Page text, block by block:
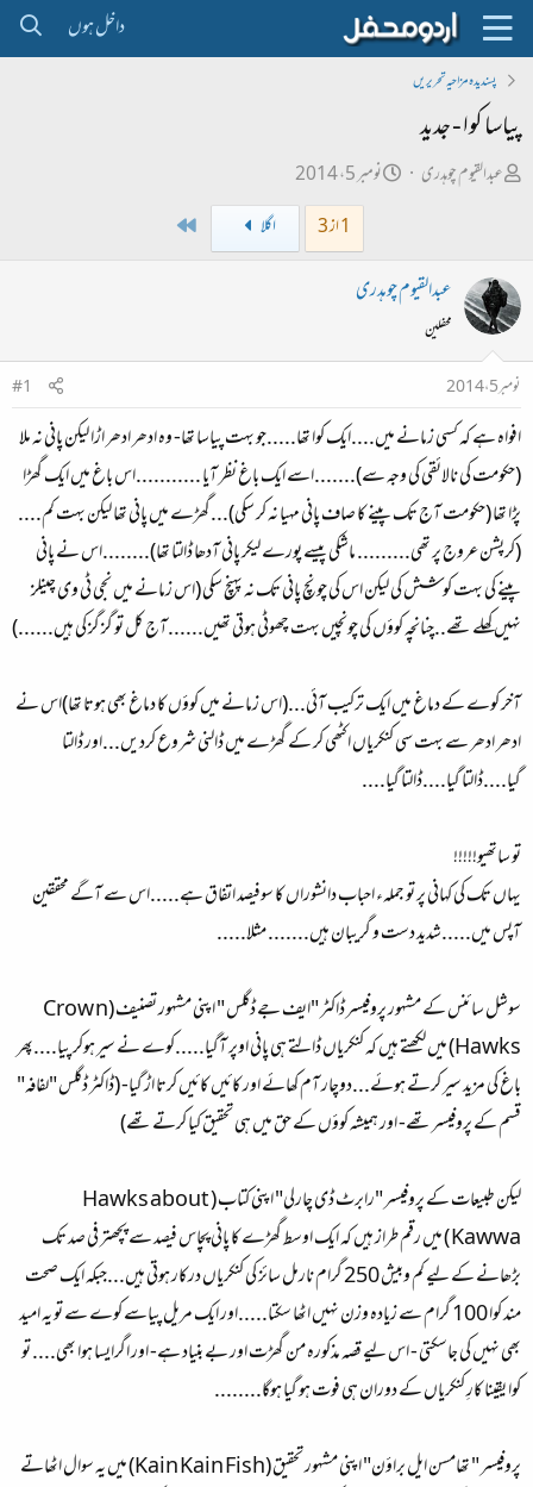
داخل ہوں
پسندیدہ مزاحیہ تحریریں
پیاسا کوا - جدید
ص
ب
ل
ڑ
ی
عبدالقیوم چوہدری
ت
خ
د
ا
ء
نومبر 5، 2014
1 از 3
اگلا
عبدالقیوم چوہدری
محفلین
نومبر 5، 2014
#1
افواہ ہے کہ کسی زمانے میں....ایک کوا تھا.....جو بہت پیاسا تھا- وہ ادھر ادھر اڑا لیکن پانی نہ ملا
(حکومت کی نالائقی کی وجہ سے).......اسے ایک باغ نظر آیا ...........اس باغ میں ایک گھڑا
پڑا تھا (حکومت آج تک پینے کا صاف پانی مہیا نہ کر سکی)...گھڑے میں پانی تھا لیکن بہت کم....
(کرپشن عروج پر تھی......... ماشکی پیسے پورے لیکر پانی آدھا ڈالتا تھا)........اس نے پانی
پینے کی بہت کوشش کی لیکن اس کی چونچ پانی تک نہ پہنچ سکی (اس زمانے میں نجی ٹی وی چینلز
نہیں کھلے تھے..چنانچہ کوؤں کی چونچیں بہت چھوٹی ہوتی تھیں......آج کل تو گز گز کی ہیں......)
آخر کوے کے دماغ میں ایک ترکیب آئی...(اس زمانے میں کوؤں کا دماغ بھی ہوتا تھا)اس نے
ادھر ادھر سے بہت سی کنکریاں اکٹھی کر کے گھڑے میں ڈالنی شروع کردیں...اور ڈالتا
گیا....ڈالتا گیا....ڈالتا گیا....
تو ساتھیو!!!!!
یہاں تک کی کہانی پر تو جملہء احباب دانشوراں کا سوفیصد اتفاق ہے.....اس سے آگے محققین
آپس میں.....شدید دست و گریبان ہیں....... مثلا.....
سوشل سائنس کے مشہور پروفیسر ڈاکٹر "ایف جے ڈگلس " اپنی مشہور تصنیف (Crow n
Hawks) میں لکھتے ہیں کہ کنکریاں ڈالتے ہی پانی اوپر آگیا.....کوے نے سیر ہوکر پیا....پھر
باغ کی مزید سیر کرتے ہوئے...دوچار آم کھائے اور کائیں کائیں کرتا اڑ گیا- (ڈاکٹر ڈگلس "لفافہ"
قسم کے پروفیسر تھے- اور ہمیشہ کوؤں کے حق میں ہی تحقیق کیا کرتے تھے)
لیکن طبیعات کے پروفیسر "رابرٹ ڈی چارلی" اپنی کتاب ( Hawks about
Kawwa ) میں رقم طراز ہیں کہ ایک اوسط گھڑے کا پانی پچاس فیصد سے پچھتر فی صد تک
بڑھانے کے لیے کم وبیش 250 گرام نارمل سائز کی کنکریاں درکار ہوتی ہیں...جبکہ ایک صحت
مند کوا 100 گرام سے زیادہ وزن نہیں اٹھا سکتا.....اور ایک مریل پیاسے کوے سے تو یہ امید
بھی نہیں کی جاسکتی - اس لیے قصہ مذکورہ من گھڑت اور بے بنیاد ہے- اور اگرایسا ہوا بھی.... تو
کوا یقینا کارِ کنکریاں کے دوران ہی فوت ہو گیا ہوگا........
پروفیسر " تھامسن ایل براؤن" اپنی مشہور تحقیق (Kain Kain Fish) میں یہ سوال اٹھاتے